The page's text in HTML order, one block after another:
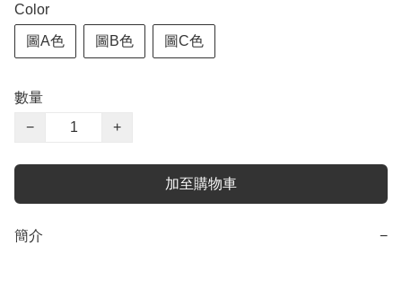
Color
圖A色 圖B色 圖C色
數量
−
+
加至購物車
簡介 −